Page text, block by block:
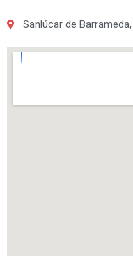
Sanlúcar de